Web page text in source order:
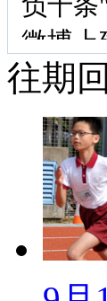
微博上
家都挺
条”能
一
【口
教育部
负”成
往期